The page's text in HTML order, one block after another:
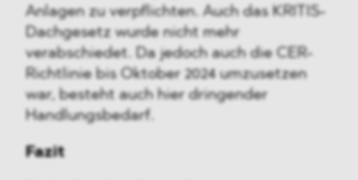
Anlagen zu verpflichten. Auch das KRITIS-
Dachgesetz wurde nicht mehr
verabschiedet. Da jedoch auch die CER-
Richtlinie bis Oktober 2024 umzusetzen
war, besteht auch hier dringender
Handlungsbedarf.
Fazit